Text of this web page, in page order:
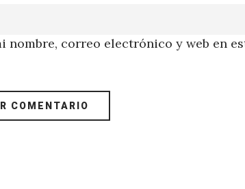
nombre, correo electrónico y web en